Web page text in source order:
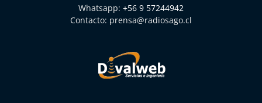
Whatsapp: +56 9 57244942
Contacto: prensa@radiosago.cl